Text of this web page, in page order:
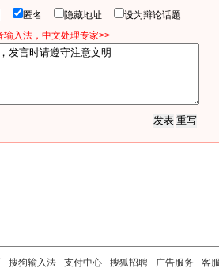
匿名 隐藏地址
设为辩论话题
输入法，中文处理专家>>
- 搜狗输入法 - 支付中心 - 搜狐招聘 - 广告服务 - 客